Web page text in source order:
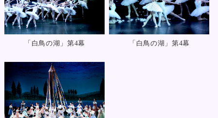
「白鳥の湖」第4幕 「白鳥の湖」第4幕